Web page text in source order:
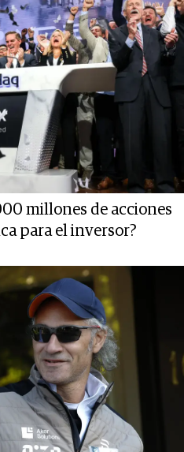
millones de acciones
para el inversor?